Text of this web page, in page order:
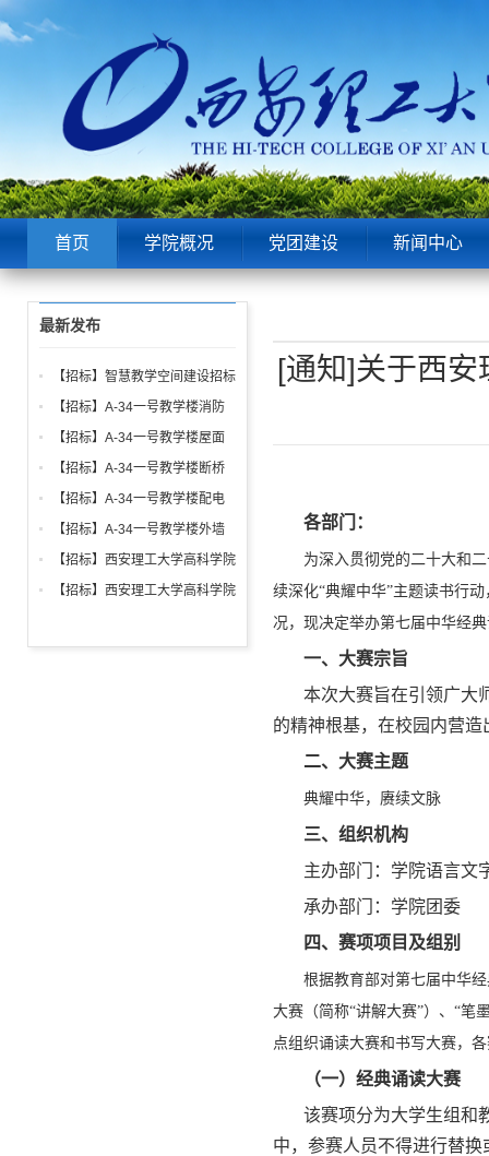
首页 学院概况 党团建设 新闻中心
[通知]关于西
各部门：
为深入贯彻党的二十大和
续深化“典耀中华”主题读书行
况，现决定举办第七届中华经
一、大赛宗旨
本次大赛旨在引领广大
的精神根基，在校园内营
二、大赛主题
典耀中华，赓续文脉
三、组织机构
主办部门：学院语言文
承办部门：学院团委
四、赛项项目及组别
根据教育部对第七届中华
大赛（简称“讲解大赛”）、“笔
点组织诵读大赛和书写大赛，
（一）经典诵读大赛
该赛项分为大学生组和
中，参赛人员不得进行替
最新发布
【招标】智慧教学空间建设招标
公告
【招标】A-34一号教学楼消防
给水、电气、通风系统与防火门
调试工程招标公告
【招标】A-34一号教学楼屋面
找坡层及保温层工程招标公告
【招标】A-34一号教学楼断桥
铝合金窗深化设计、制作安装招
标公告
【招标】A-34一号教学楼配电
箱、柜采购招标文件
【招标】A-34一号教学楼外墙
保温及饰面工程招标公告
【招标】西安理工大学高科学院
2026年新生床上用品招标公告
【招标】西安理工大学高科学院